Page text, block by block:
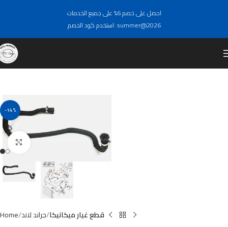
احصل على خصم 6% على جميع الخدمات
استخدم كود الخصم: summer@2026
-14%
Click to enlarge
Home جراند لاند قطع غيار ميكانيكا